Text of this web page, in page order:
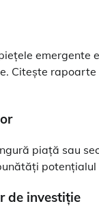
emergente
Citește
piață sau
de investiție